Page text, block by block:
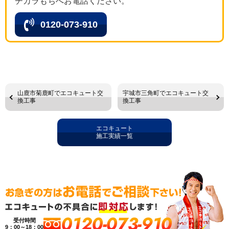
0120-073-910
山鹿市菊鹿町でエコキュート交
換工事
宇城市三角町でエコキュート交
換工事
エコキュート
施工実績一覧
受付時間
9：00～18：00
0120-073-910